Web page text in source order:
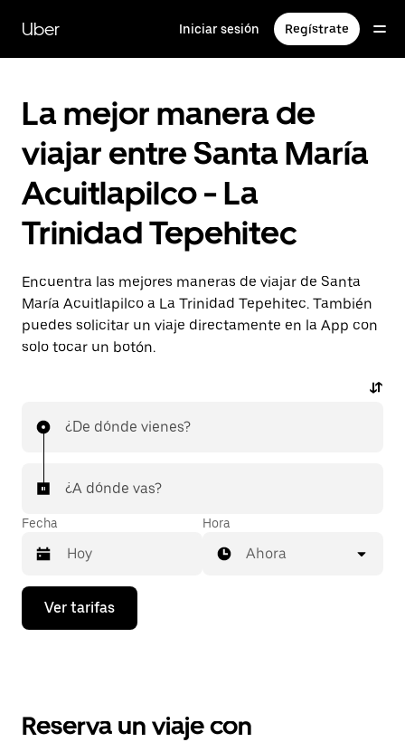
contenido
principal
Uber Iniciar sesión Regístrate
La mejor manera de
viajar entre Santa María
Acuitlapilco - La
Trinidad Tepehitec
Encuentra las mejores maneras de viajar de Santa
María Acuitlapilco a La Trinidad Tepehitec. También
puedes solicitar un viaje directamente en la App con
solo tocar un botón.
¿De dónde vienes?
¿A dónde vas?
Fecha
Presiona
flecha
el
Hora
Ahora
Ver tarifas
Reserva un viaje con